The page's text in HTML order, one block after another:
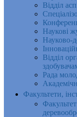
Відділ
Наукові
Науково-
Відділ
Рада
Факультети,